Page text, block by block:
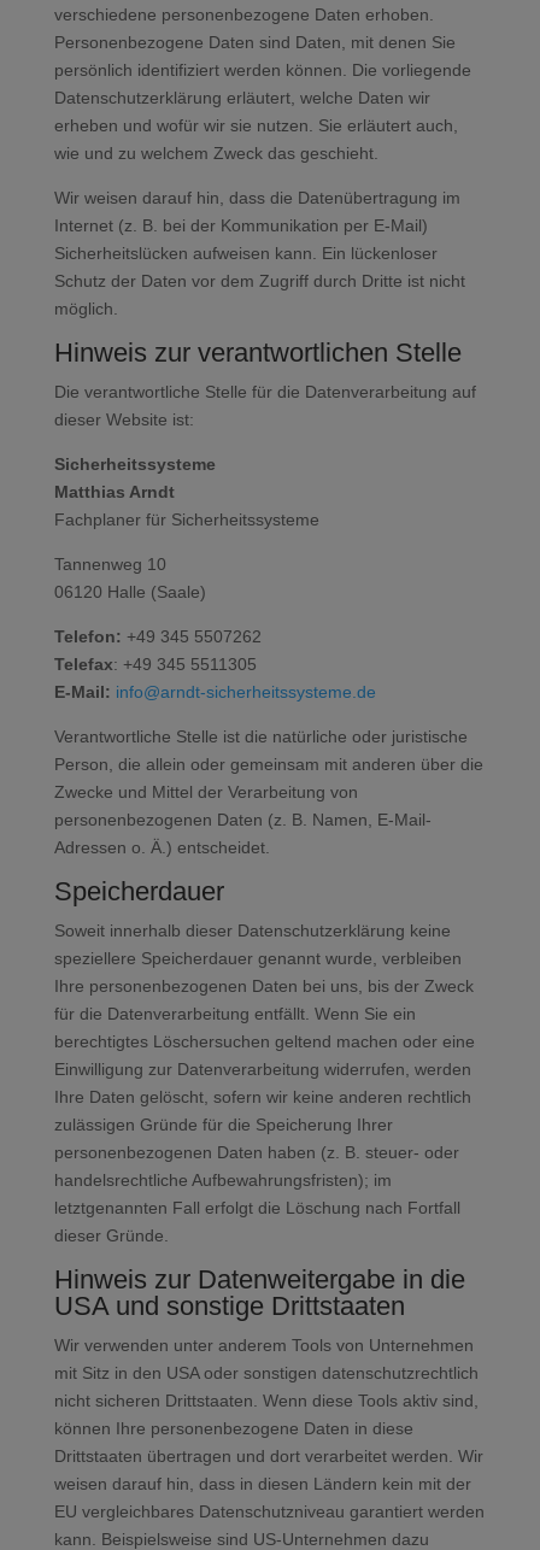
verschiedene personenbezogene Daten erhoben.
Personenbezogene Daten sind Daten, mit denen Sie
persönlich identifiziert werden können. Die vorliegende
Datenschutzerklärung erläutert, welche Daten wir
erheben und wofür wir sie nutzen. Sie erläutert auch,
wie und zu welchem Zweck das geschieht.
Wir weisen darauf hin, dass die Datenübertragung im
Internet (z. B. bei der Kommunikation per E-Mail)
Sicherheitslücken aufweisen kann. Ein lückenloser
Schutz der Daten vor dem Zugriff durch Dritte ist nicht
möglich.
Hinweis zur verantwortlichen Stelle
Die verantwortliche Stelle für die Datenverarbeitung auf
dieser Website ist:
Sicherheitssysteme
Matthias Arndt
Fachplaner für Sicherheitssysteme
Tannenweg 10
06120 Halle (Saale)
Telefon: +49 345 5507262
Telefax: +49 345 5511305
E-Mail: info@arndt-sicherheitssysteme.de
Verantwortliche Stelle ist die natürliche oder juristische
Person, die allein oder gemeinsam mit anderen über die
Zwecke und Mittel der Verarbeitung von
personenbezogenen Daten (z. B. Namen, E-Mail-
Adressen o. Ä.) entscheidet.
Speicherdauer
Soweit innerhalb dieser Datenschutzerklärung keine
speziellere Speicherdauer genannt wurde, verbleiben
Ihre personenbezogenen Daten bei uns, bis der Zweck
für die Datenverarbeitung entfällt. Wenn Sie ein
berechtigtes Löschersuchen geltend machen oder eine
Einwilligung zur Datenverarbeitung widerrufen, werden
Ihre Daten gelöscht, sofern wir keine anderen rechtlich
zulässigen Gründe für die Speicherung Ihrer
personenbezogenen Daten haben (z. B. steuer- oder
handelsrechtliche Aufbewahrungsfristen); im
letztgenannten Fall erfolgt die Löschung nach Fortfall
dieser Gründe.
Hinweis zur Datenweitergabe in die
USA und sonstige Drittstaaten
Wir verwenden unter anderem Tools von Unternehmen
mit Sitz in den USA oder sonstigen datenschutzrechtlich
nicht sicheren Drittstaaten. Wenn diese Tools aktiv sind,
können Ihre personenbezogene Daten in diese
Drittstaaten übertragen und dort verarbeitet werden. Wir
weisen darauf hin, dass in diesen Ländern kein mit der
EU vergleichbares Datenschutzniveau garantiert werden
kann. Beispielsweise sind US-Unternehmen dazu